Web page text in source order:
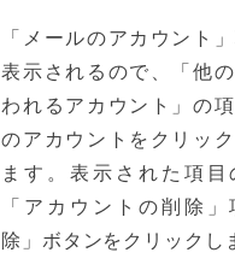
「メールのアカウント
表示されるので、「他
われるアカウント」の
のアカウントをクリッ
ます。表示された項目
「アカウントの削除
除」ボタンをクリックし